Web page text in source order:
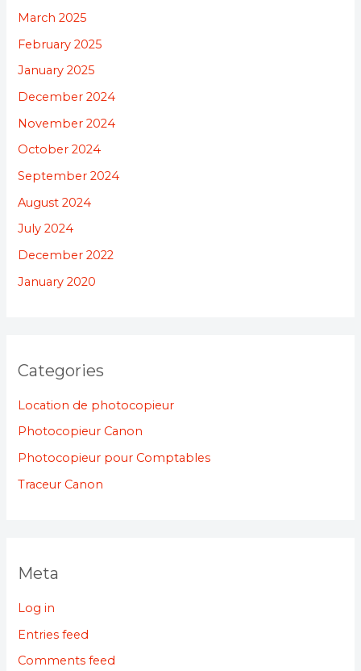
March 2025
February 2025
January 2025
December 2024
November 2024
October 2024
September 2024
August 2024
July 2024
December 2022
January 2020
Categories
Location de photocopieur
Photocopieur Canon
Photocopieur pour Comptables
Traceur Canon
Meta
Log in
Entries feed
Comments feed